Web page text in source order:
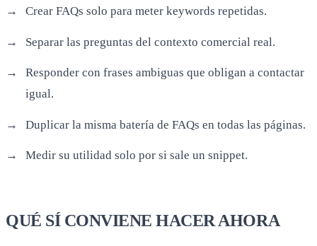
Crear FAQs solo para meter keywords repetidas.
Separar las preguntas del contexto comercial real.
Responder con frases ambiguas que obligan a contactar
igual.
Duplicar la misma batería de FAQs en todas las páginas.
Medir su utilidad solo por si sale un snippet.
QUÉ SÍ CONVIENE HACER AHORA